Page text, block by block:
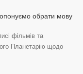
обрати мову
фільмів та
Планетарію щодо